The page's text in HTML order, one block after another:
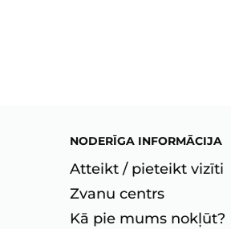
NODERĪGA INFORMĀCIJA
Atteikt / pieteikt vizīti
Zvanu centrs
Kā pie mums nokļūt?